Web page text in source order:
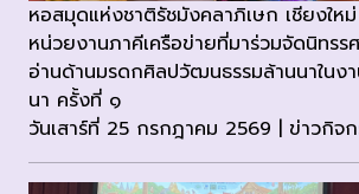
หอสมุดแห่งชาติรัชมังคลาภิเษก เชียงใ
หน่วยงานภาคีเครือข่ายที่มาร่วมจัดนิทรร
อ่านด้านมรดกศิลปวัฒนธรรมล้านนาในง
นา ครั้งที่ ๑
วันเสาร์ที่ 25 กรกฎาคม 2569 | ข่าวกิจ